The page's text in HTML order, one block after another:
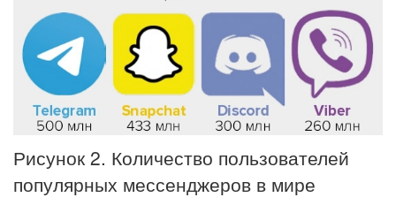
Рисунок 2. Количество пользователей
популярных мессенджеров в мире